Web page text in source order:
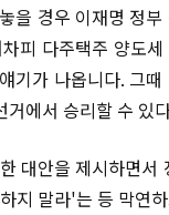
을 경우 이재명 정
피 다주택주 양도
기가 나옵니다. 그
에서 승리할 수 있
대안을 제시하면
지 말라'는 등 막연